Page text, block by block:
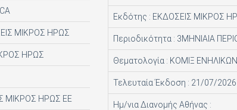
ΜΙΚΡΟΣ ΗΡΩΣ
ΗΡΩΣ
ΜΙΚΡΟΣ ΗΡΩΣ ΕΕ
Εκδότης : ΕΚΔΟΣΕΙΣ ΜΙΚΡΟΣ
Περιοδικότητα : 3ΜΗΝΙΑΙΑ
Θεματολογία : ΚΟΜΙΞ ΕΝΗΛΙΚΩΝ
Τελευταία Έκδοση : 21/07/2026
Ημ/νια Διανομής Αθήνας :